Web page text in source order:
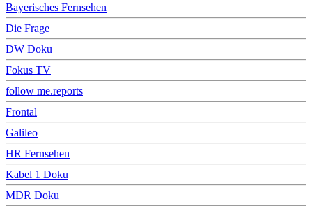
Bayerisches Fernsehen
Die Frage
DW Doku
Fokus TV
follow me.reports
Frontal
Galileo
HR Fernsehen
Kabel 1 Doku
MDR Doku